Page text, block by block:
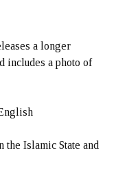
a longer
includes a photo of
the Islamic State and